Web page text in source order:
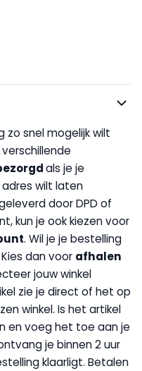
zo snel mogelijk wilt
als je je
wilt laten
door DPD of
kun je ook kiezen voor
. Wil je je bestelling
dan voor afhalen
jouw winkel
zie je direct of het op
winkel. Is het artikel
en voeg het toe aan je
je binnen 2 uur
klaarligt. Betalen